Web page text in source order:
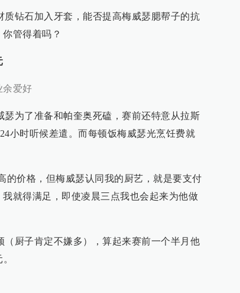
钻石加入牙套，能否提高梅威瑟腮帮子的抗
管得着吗？
余爱好
为了准备和帕奎奥死磕，赛前还特意从拉斯
小时听候差遣。而每顿饭梅威瑟光烹饪费就
价格，但梅威瑟认同我的厨艺，就是要支付
就得满足，即使凌晨三点我也会起来为他做
厨子肯定不嫌多），算起来赛前一个半月他